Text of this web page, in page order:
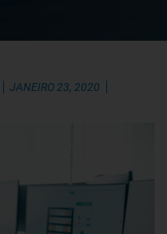
JANEIRO 23, 2020